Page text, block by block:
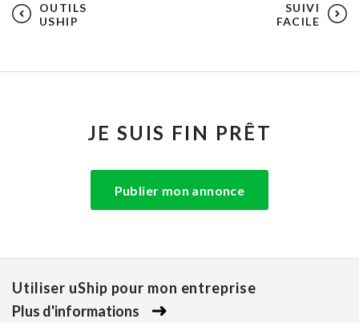
OUTILS
USHIP
SUIVI
FACILE
JE SUIS FIN PRÊT
Publier mon annonce
Utiliser uShip pour mon entreprise
Plus d'informations